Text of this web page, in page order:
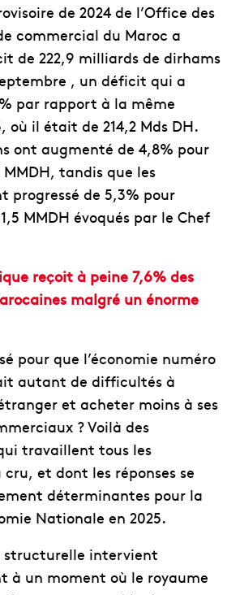
de 2024 de l’Office des
commercial du Maroc a
de 222,9 milliards de dirhams
, un déficit qui a
par rapport à la même
où il était de 214,2 Mds DH.
ont augmenté de 4,8% pour
tandis que les
progressé de 5,3% pour
MMDH évoqués par le Chef
reçoit à peine 7,6% des
malgré un énorme
pour que l’économie numéro
autant de difficultés à
et acheter moins à ses
? Voilà des
travaillent tous les
et dont les réponses se
déterminantes pour la
Nationale en 2025.
structurelle intervient
à un moment où le royaume